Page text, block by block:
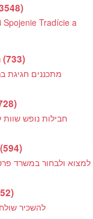
)
Spojenie Tradície a
(733)
מתכננים חגיגת
)
חבילות נופש
(594)
למצוא ולבחור במשרד
)
להשכיר